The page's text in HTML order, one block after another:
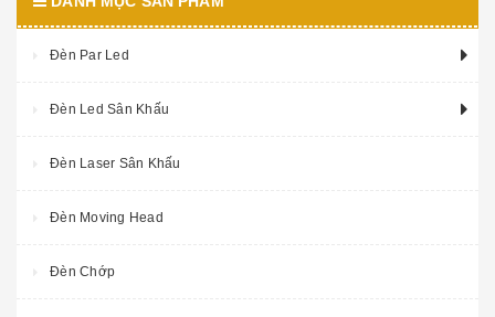
Đèn Par Led
Đèn Led Sân Khấu
Đèn Laser Sân Khấu
Đèn Moving Head
Đèn Chớp